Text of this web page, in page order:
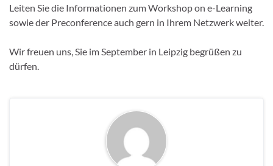
Leiten Sie die Informationen zum Workshop on e-Learning
sowie der Preconference auch gern in Ihrem Netzwerk weiter.
Wir freuen uns, Sie im September in Leipzig begrüßen zu
dürfen.